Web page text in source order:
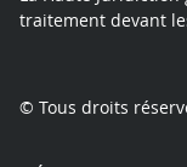
traitement devant
© Tous droits